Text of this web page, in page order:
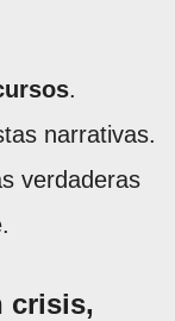
.
narrativas.
verdaderas
crisis,